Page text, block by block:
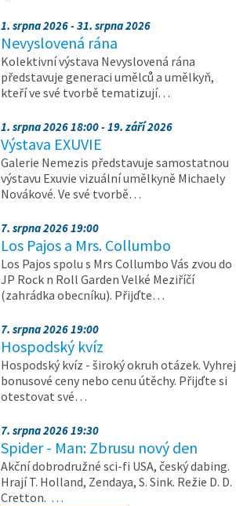
1. srpna 2026 - 31. srpna 2026
Nevyslovená rána
Kolektivní výstava Nevyslovená rána
představuje generaci umělců a umělkyň,
kteří ve své tvorbě tematizují…
1. srpna 2026 18:00 - 19. září 2026
Výstava EXUVIE
Galerie Nemezis představuje samostatnou
výstavu Exuvie vizuální umělkyně Michaely
Novákové. Ve své tvorbě…
7. srpna 2026 19:00
Los Pajos a Mrs. Collumbo
Los Pajos spolu s Mrs Collumbo Vás zvou do
JP Rock n Roll Garden Velké Meziříčí
(zahrádka obecníku). Přijďte…
7. srpna 2026 19:00
Hospodský kvíz
Hospodský kvíz - široký okruh otázek. Vyhrej
bonusové ceny nebo cenu útěchy. Přijďte si
otestovat své…
7. srpna 2026 19:30
Spider - Man: Zbrusu nový den
Akční dobrodružné sci-fi USA, český dabing.
Hrají T. Holland, Zendaya, S. Sink. Režie D. D.
Cretton. …